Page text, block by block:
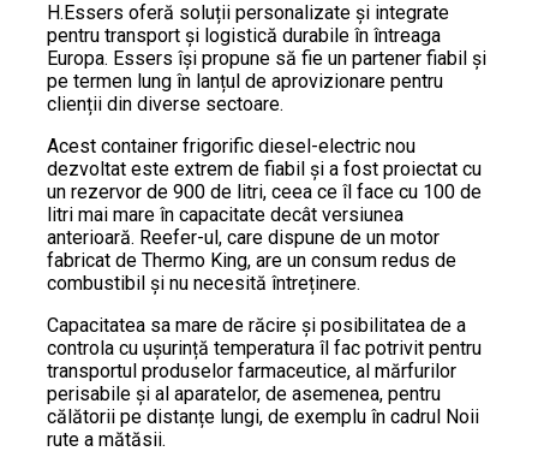
H.Essers oferă soluții personalizate și integrate
pentru transport și logistică durabile în întreaga
Europa. Essers își propune să fie un partener fiabil și
pe termen lung în lanțul de aprovizionare pentru
clienții din diverse sectoare.
Acest container frigorific diesel-electric nou
dezvoltat este extrem de fiabil și a fost proiectat cu
un rezervor de 900 de litri, ceea ce îl face cu 100 de
litri mai mare în capacitate decât versiunea
anterioară. Reefer-ul, care dispune de un motor
fabricat de Thermo King, are un consum redus de
combustibil și nu necesită întreținere.
Capacitatea sa mare de răcire și posibilitatea de a
controla cu ușurință temperatura îl fac potrivit pentru
transportul produselor farmaceutice, al mărfurilor
perisabile și al aparatelor, de asemenea, pentru
călătorii pe distanțe lungi, de exemplu în cadrul Noii
rute a mătăsii.